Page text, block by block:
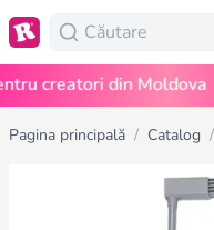
creatori din Moldova •
Pagina principală / Catalog /